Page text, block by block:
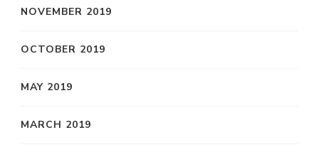
NOVEMBER 2019
OCTOBER 2019
MAY 2019
MARCH 2019